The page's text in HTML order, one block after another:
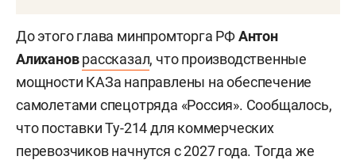
До этого глава минпромторга РФАнтон
Алихановрассказал, что производственные
мощности КАЗа направлены на обеспечение
самолетами спецотряда «Россия». Сообщалось,
что поставки Ту-214 для коммерческих
перевозчиков начнутся с 2027 года. Тогда же